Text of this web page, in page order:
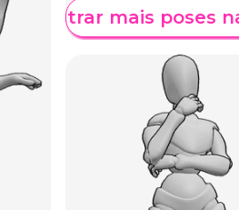
Mostrar mais poses